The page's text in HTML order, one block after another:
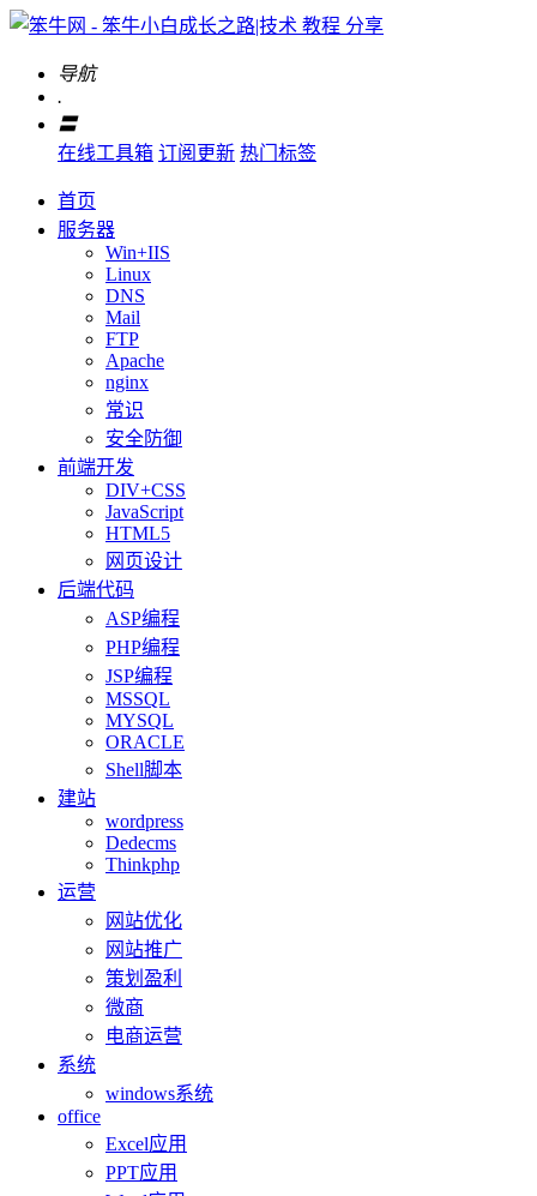
导航
.
〓
在线工具箱 订阅更新 热门标签
首页
服务器
Win+IIS
Linux
DNS
Mail
FTP
Apache
nginx
常识
安全防御
前端开发
DIV+CSS
JavaScript
HTML5
网页设计
后端代码
ASP编程
PHP编程
JSP编程
MSSQL
MYSQL
ORACLE
Shell脚本
建站
wordpress
Dedecms
Thinkphp
运营
网站优化
网站推广
策划盈利
微商
电商运营
系统
windows系统
office
Excel应用
PPT应用